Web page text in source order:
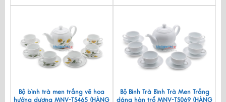
Bộ bình trà men trắng vẽ hoa
hướng dương MNV-TS465 (HÀNG
Bộ Bình Trà Bình Trà Men Trắng
dáng hàn trổ MNV-TS069 (HÀNG